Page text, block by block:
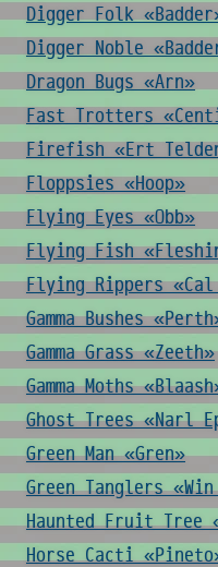
Digger Folk
Digger Noble
Dragon Bugs «Arn»
Fast Trotters
Firefish «Ert
Floppsies «Hoop»
Flying Eyes «Obb»
Flying Fish
Flying Rippers «Cal
Gamma Bushes
Gamma Grass «Zeeth»
Gamma Moths
Ghost Trees «Narl
Green Man «Gren»
Green Tanglers
Haunted Fruit Tree
Horse Cacti